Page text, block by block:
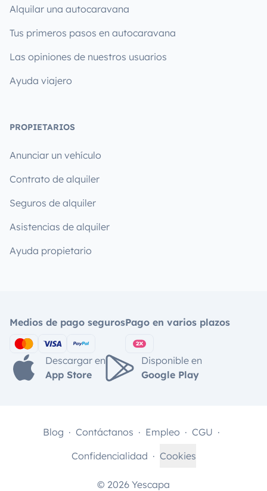
Alquilar una autocaravana
Tus primeros pasos en autocaravana
Las opiniones de nuestros usuarios
Ayuda viajero
PROPIETARIOS
Anunciar un vehículo
Contrato de alquiler
Seguros de alquiler
Asistencias de alquiler
Ayuda propietario
Medios de pago segurosPago en varios plazos
Descargar en
App Store
Disponible en
Google Play
© 2026 Yescapa
Blog Contáctanos Empleo
CGU
Confidencialidad
Cookies